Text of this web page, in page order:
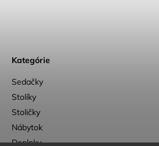
Kategórie
Sedačky
Stolíky
Stoličky
Nábytok
Doplnky